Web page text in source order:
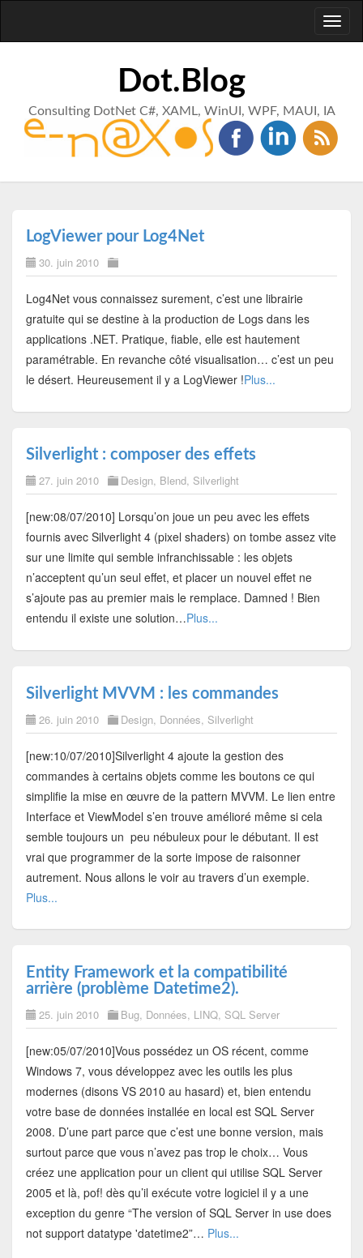
Dot.Blog
Consulting DotNet C#, XAML, WinUI, WPF, MAUI, IA
LogViewer pour Log4Net
30. juin 2010
Log4Net vous connaissez surement, c’est une librairie
gratuite qui se destine à la production de Logs dans les
applications .NET. Pratique, fiable, elle est hautement
paramétrable. En revanche côté visualisation… c’est un peu
le désert. Heureusement il y a LogViewer !Plus...
Silverlight : composer des effets
27. juin 2010 Design, Blend, Silverlight
[new:08/07/2010] Lorsqu’on joue un peu avec les effets
fournis avec Silverlight 4 (pixel shaders) on tombe assez vite
sur une limite qui semble infranchissable : les objets
n’acceptent qu’un seul effet, et placer un nouvel effet ne
s’ajoute pas au premier mais le remplace. Damned ! Bien
entendu il existe une solution…Plus...
Silverlight MVVM : les commandes
26. juin 2010 Design, Données, Silverlight
[new:10/07/2010]Silverlight 4 ajoute la gestion des
commandes à certains objets comme les boutons ce qui
simplifie la mise en œuvre de la pattern MVVM. Le lien entre
Interface et ViewModel s’en trouve amélioré même si cela
semble toujours un peu nébuleux pour le débutant. Il est
vrai que programmer de la sorte impose de raisonner
autrement. Nous allons le voir au travers d’un exemple.
Plus...
Entity Framework et la compatibilité
arrière (problème Datetime2).
25. juin 2010 Bug, Données, LINQ, SQL Server
[new:05/07/2010]Vous possédez un OS récent, comme
Windows 7, vous développez avec les outils les plus
modernes (disons VS 2010 au hasard) et, bien entendu
votre base de données installée en local est SQL Server
2008. D’une part parce que c’est une bonne version, mais
surtout parce que vous n’avez pas trop le choix… Vous
créez une application pour un client qui utilise SQL Server
2005 et là, pof! dès qu’il exécute votre logiciel il y a une
exception du genre “The version of SQL Server in use does
not support datatype 'datetime2”… Plus...